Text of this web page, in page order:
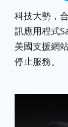
科技大勢，
訊應用程式
美國支援網
停止服務。